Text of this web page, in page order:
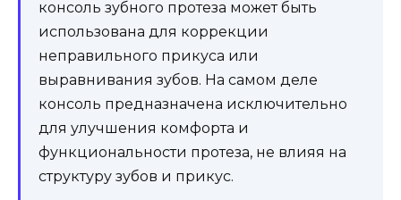
консоль зубного протеза может быть
использована для коррекции
неправильного прикуса или
выравнивания зубов. На самом деле
консоль предназначена исключительно
для улучшения комфорта и
функциональности протеза, не влияя на
структуру зубов и прикус.